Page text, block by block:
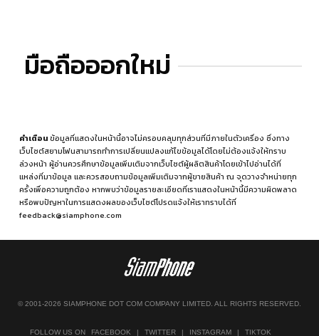
มือถือออกใหม่
คำเตือนข้อมูลที่แสดงในหน้านี้อาจไม่ครอบคลุมทุกส่วนที่มีภายในตัวเครื่อง ซึ่งทาง
เว็บไซต์สยามโฟนสามารถทำการเปลี่ยนแปลงแก้ไขข้อมูลได้โดยไม่ต้องแจ้งให้ทราบ
ล่วงหน้า ผู้อ่านควรศึกษาข้อมูลเพิ่มเติมจากเว็บไซต์ผู้ผลิตสินค้าโดยเข้าไปอ่านได้ที่
แหล่งที่มาข้อมูล และควรสอบถามข้อมูลเพิ่มเติมจากผู้ขายสินค้า ณ จุดวางจำหน่ายทุก
ครั้งเพื่อความถูกต้อง หากพบว่าข้อมูลรายละเอียดที่เราแสดงในหน้านี้มีความผิดพลาด
หรือพบปัญหาในการแสดงผลของเว็บไซต์โปรดแจ้งให้เราทราบได้ที่
feedback@siamphone.com
© 2001-2026 SIAMPHONE DOT COM COMPANY LIMITED. ALL RIGHTS RESERVED.
FOLLOW US ON FACEBOOK | TWITTER | INSTAGRAM | TIKTOK